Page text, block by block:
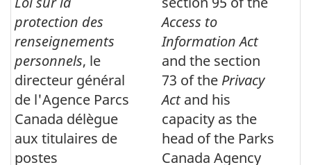
protection des
renseignements
personnels, le
directeur général
de l'Agence Parcs
Canada délègue
aux titulaires de
postes
Access to
Information Act
and the section
73 of the Privacy
Actand his
capacity as the
head of the Parks
Canada Agency